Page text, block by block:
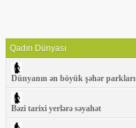
Qadın Dünyası
Dünyanın ən böyük şəhər parkları
Bəzi tarixi yerlərə səyahət